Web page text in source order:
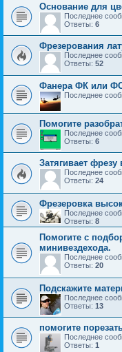
Основание для
Последнее
Ответы: 6
Фрезерования
Последнее
Ответы: 52
Фанера ФК или
Последнее
Помогите
Последнее
Ответы: 6
Затягивает
Последнее
Ответы: 24
Фрезеровка
Последнее
Ответы: 8
Помогите с
минивездехода.
Последнее
Ответы: 20
Подскажите
Последнее
Ответы: 13
помогите
Последнее
Ответы: 1